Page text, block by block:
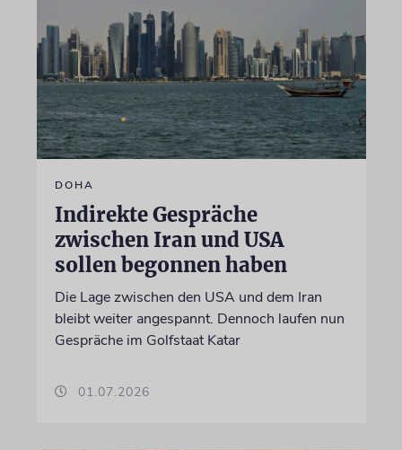
DOHA
Indirekte Gespräche
zwischen Iran und USA
sollen begonnen haben
Die Lage zwischen den USA und dem Iran
bleibt weiter angespannt. Dennoch laufen nun
Gespräche im Golfstaat Katar
01.07.2026